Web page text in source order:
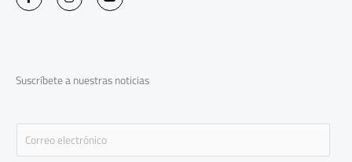
c
-
f
s
m
u
Suscríbete a nuestras noticias
E